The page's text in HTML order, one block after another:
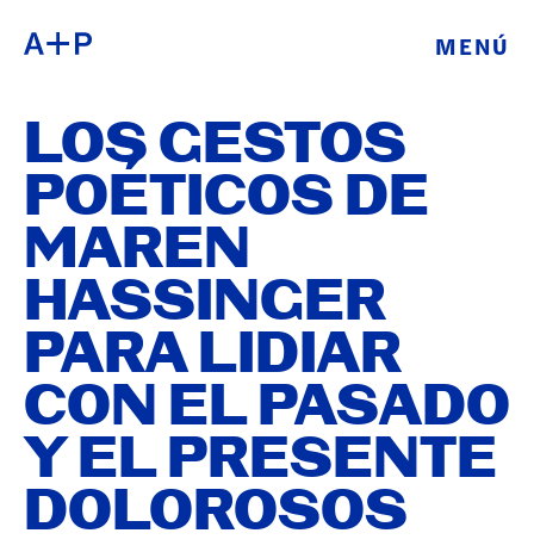
MENÚ
EDUCACIÓN
JUVENTUD
DE CRIANZA
PROGRAMAS
PÚBLICOS
ARCHIVO
ESPAÑOL
普通话
日本語
LOS GESTOS
POÉTICOS DE
MAREN
HASSINGER
PARA LIDIAR
CON EL PASADO
Y EL PRESENTE
DOLOROSOS